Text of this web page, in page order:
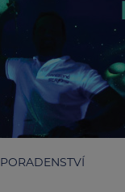
PORADENSTVÍ